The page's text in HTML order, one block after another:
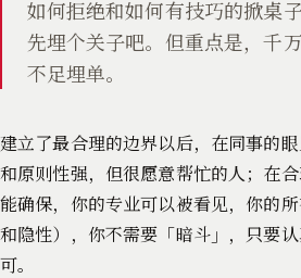
如何拒绝和如何有技巧的掀桌
先埋个关子吧。但重点是，千
不足埋单。
建立了最合理的边界以后，在同事的
和原则性强，但很愿意帮忙的人；在
能确保，你的专业可以被看见，你的
和隐性），你不需要「暗斗」，只要
可。